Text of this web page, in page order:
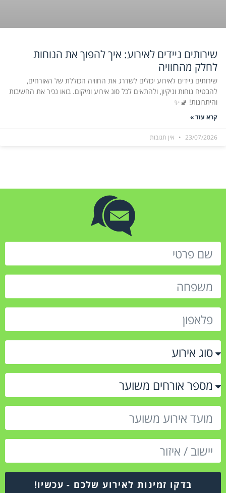
שירותים ניידים לאירוע: איך להפוך את הנוחות
לחלק מהחוויה
שירותים ניידים לאירוע יכולים לשדרג את החוויה הכוללת של האורחים,
להבטיח נוחות וניקיון, ולהתאים לכל סוג אירוע ומיקום. בואו נכיר את החשיבות
והיתרונות! 🚽✨
קרא עוד »
23/07/2026 אין תגובות
בדקו זמינות לאירוע שלכם - עכשיו!